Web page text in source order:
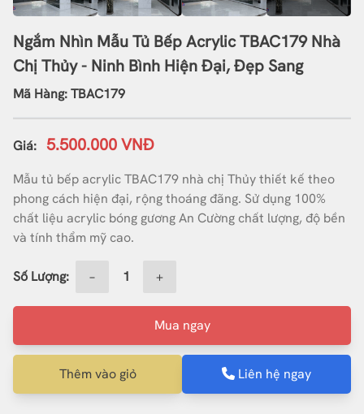
Ngắm Nhìn Mẫu Tủ Bếp Acrylic TBAC179 Nhà
Chị Thủy - Ninh Bình Hiện Đại, Đẹp Sang
Mã Hàng: TBAC179
Giá: 5.500.000 VNĐ
Mẫu tủ bếp acrylic TBAC179 nhà chị Thủy thiết kế theo
phong cách hiện đại, rộng thoáng đãng. Sử dụng 100%
chất liệu acrylic bóng gương An Cường chất lượng, độ bền
và tính thẩm mỹ cao.
Số Lượng: − +
Mua ngay
Thêm vào giỏ Liên hệ ngay